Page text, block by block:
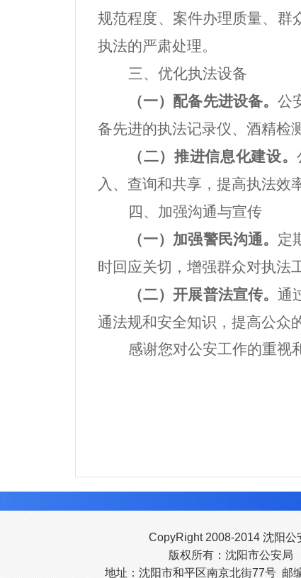
规范程度、案件办理质量、群
执法的严肃处理。
三、优化执法设备
（一）配备先进设备。公
备先进的执法记录仪、酒精检
（二）推进信息化建设。
入、查询和共享，提高执法效
四、加强沟通与宣传
（一）加强警民沟通。 定
时回应关切，增强群众对执法
（二）开展普法宣传。通
通法规和安全知识，提高公众
感谢您对公安工作的重视
CopyRight 2008-2014 沈阳
版权所有：沈阳市公安局
地址：沈阳市和平区南京北街77号 邮